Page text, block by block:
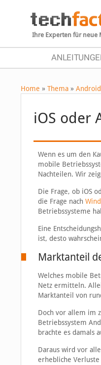
Ihre Experten für neue
Home » Thema » Android
iOS oder
Wenn es um den
mobile
Nachteilen. Wir
Die Frage, ob iOS
die Frage nach
Betriebssysteme
Eine
ist, desto
Marktanteil
Welches mobile
Netz ermitteln.
Marktanteil von
Doch vor allem im
Betriebssystem
brachte es damals
Daraus wird vor
erhebliche